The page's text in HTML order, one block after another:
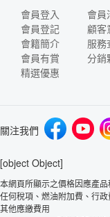
會員登入
會員登記
會籍簡介
會員有賞
精選優惠
會員
顧客
服務
分銷
關注我們
[object Object]
本網頁所顯示之價格因應產
任何稅項、燃油附加費、行
其他應繳費用